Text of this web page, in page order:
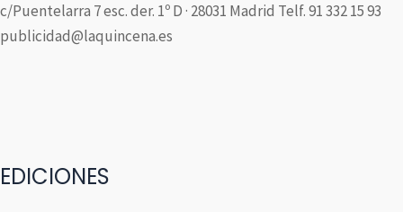
c/Puentelarra 7 esc. der. 1º D · 28031 Madrid Telf. 91 332 15 93
publicidad@laquincena.es
EDICIONES